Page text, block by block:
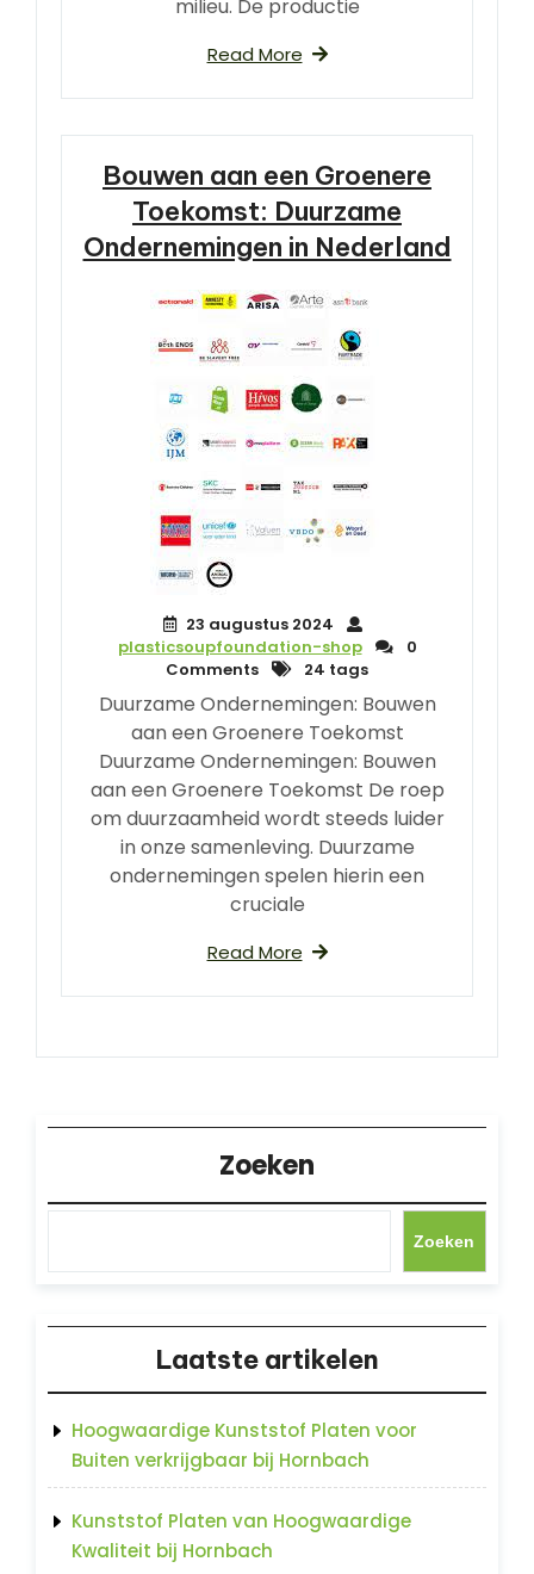
milieu. De productie
Read More
Bouwen aan een Groenere
Toekomst: Duurzame
Ondernemingen in Nederland
23 augustus 2024
plasticsoupfoundation-shop
0
Comments
24 tags
Duurzame Ondernemingen: Bouwen
aan een Groenere Toekomst
Duurzame Ondernemingen: Bouwen
aan een Groenere Toekomst De roep
om duurzaamheid wordt steeds luider
in onze samenleving. Duurzame
ondernemingen spelen hierin een
cruciale
Read More
Zoeken
Zoeken
Laatste artikelen
Hoogwaardige Kunststof Platen voor
Buiten verkrijgbaar bij Hornbach
Kunststof Platen van Hoogwaardige
Kwaliteit bij Hornbach